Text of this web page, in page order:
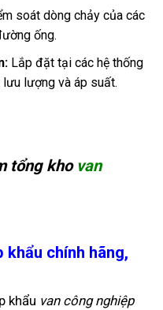
soát dòng chảy của các
ống.
Lắp đặt tại các hệ thống
lượng và áp suất.
tổng kho van
khẩu chính hãng,
khẩu van công nghiệp